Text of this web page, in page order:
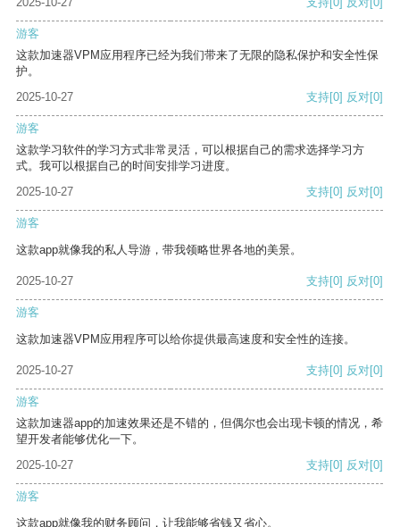
游客
这款加速器VPM应用程序已经为我们带来了无限的隐私保护和安全性保
护。
2025-10-27
支持[0] 反对[0]
游客
这款学习软件的学习方式非常灵活，可以根据自己的需求选择学习方
式。我可以根据自己的时间安排学习进度。
2025-10-27
支持[0] 反对[0]
游客
这款app就像我的私人导游，带我领略世界各地的美景。
2025-10-27 支持[0] 反对[0]
游客
这款加速器VPM应用程序可以给你提供最高速度和安全性的连接。
2025-10-27 支持[0] 反对[0]
游客
这款加速器app的加速效果还是不错的，但偶尔也会出现卡顿的情况，希
望开发者能够优化一下。
2025-10-27
支持[0] 反对[0]
游客
这款app就像我的财务顾问，让我能够省钱又省心。